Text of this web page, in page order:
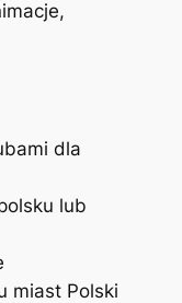
dla
lub
miast Polski